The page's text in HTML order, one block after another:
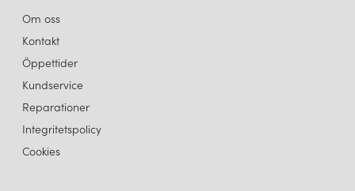
Om oss
Kontakt
Öppettider
Kundservice
Reparationer
Integritetspolicy
Cookies